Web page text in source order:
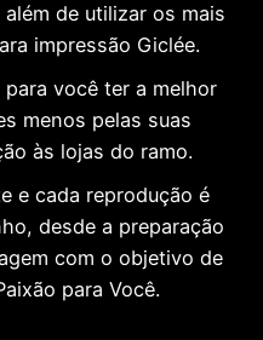
de utilizar os mais
impressão Giclée.
você ter a melhor
menos pelas suas
às lojas do ramo.
e cada reprodução é
desde a preparação
com o objetivo de
para Você.